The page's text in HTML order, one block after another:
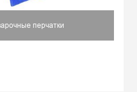
перчатки